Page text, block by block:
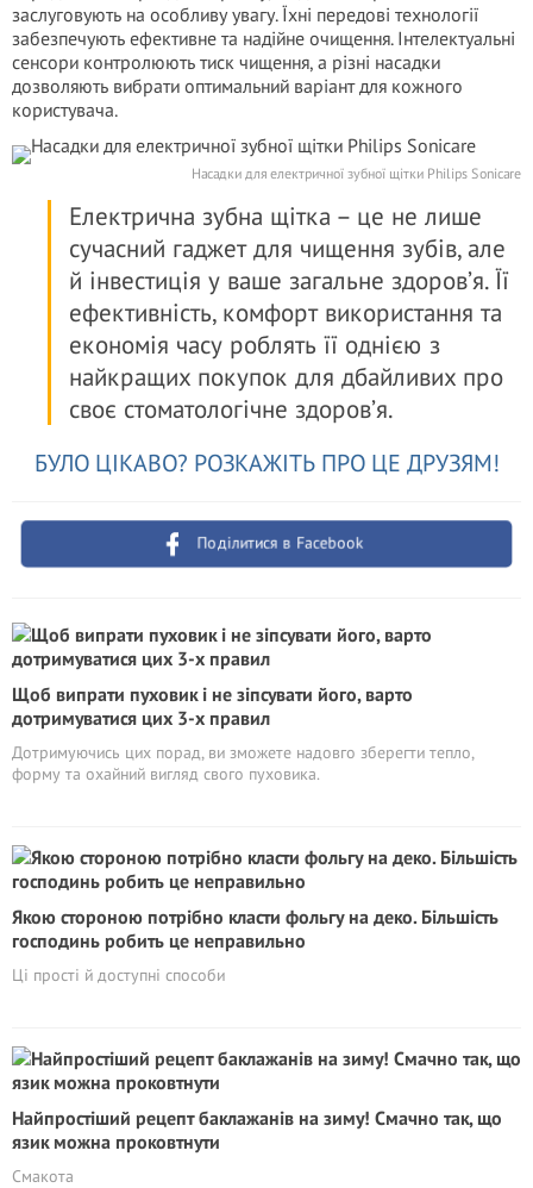
заслуговують на особливу увагу. Їхні передові технології
забезпечують ефективне та надійне очищення. Інтелектуальні
сенсори контролюють тиск чищення, а різні насадки
дозволяють вибрати оптимальний варіант для кожного
користувача.
Насадки для електричної зубної щітки Philips Sonicare
Електрична зубна щітка – це не лише
сучасний гаджет для чищення зубів, але
й інвестиція у ваше загальне здоров’я. Її
ефективність, комфорт використання та
економія часу роблять її однією з
найкращих покупок для дбайливих про
своє стоматологічне здоров’я.
БУЛО ЦІКАВО? РОЗКАЖІТЬ ПРО ЦЕ ДРУЗЯМ!
Поділитися в Facebook
Щоб випрати пуховик і не зіпсувати його, варто
дотримуватися цих 3-х правил
Дотримуючись цих порад, ви зможете надовго зберегти тепло,
форму та охайний вигляд свого пуховика.
Якою стороною потрібно класти фольгу на деко. Більшість
господинь робить це неправильно
Ці прості й доступні способи
Найпростіший рецепт баклажанів на зиму! Смачно так, що
язик можна проковтнути
Смакота